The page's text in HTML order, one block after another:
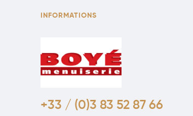
INFORMATIONS
+33 / (0)3 83 52 87 66